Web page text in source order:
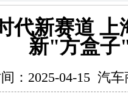
代新赛道 上
新"方盒子
：2025-04-15 汽车